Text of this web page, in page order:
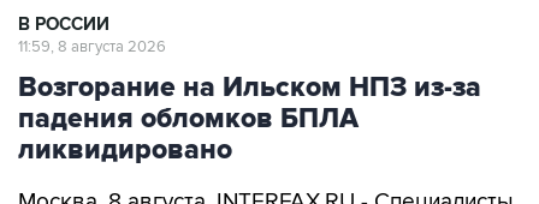
В РОССИИ
11:59, 8 августа 2026
Возгорание на Ильском НПЗ из-за
падения обломков БПЛА
ликвидировано